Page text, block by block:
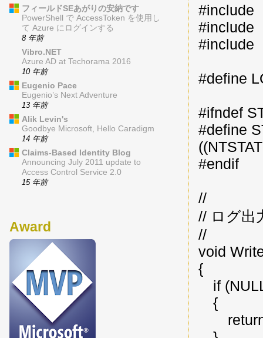
#include
#include
#include
#define
#ifndef
#define
#endif
//
// ログ出
//
void
{
if
{
フィールドSEあがりの安納です
PowerShell で AccessToken を使用し
て Azure にログインする
8 年前
Vibro.NET
Azure AD at Techorama 2016
10 年前
Eugenio Pace
Eugenio’s Next Adventure
13 年前
Alik Levin's
Goodbye Microsoft, Hello Caradigm
14 年前
Claims-Based Identity Blog
Announcing July 2011 update to
Access Control Service 2.0
15 年前
Award